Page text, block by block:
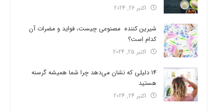
اکتبر 26, 2024
شیرین کننده مصنوعی چیست، فواید و مضرات آن
کدام است؟
اکتبر 25, 2024
14 دلیلی که نشان می‌دهد چرا شما همیشه گرسنه
هستید
اکتبر 24, 2024